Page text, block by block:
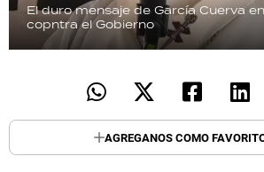
El duro mensaje de García Cuerva
copntra el Gobierno
AGREGANOS COMO